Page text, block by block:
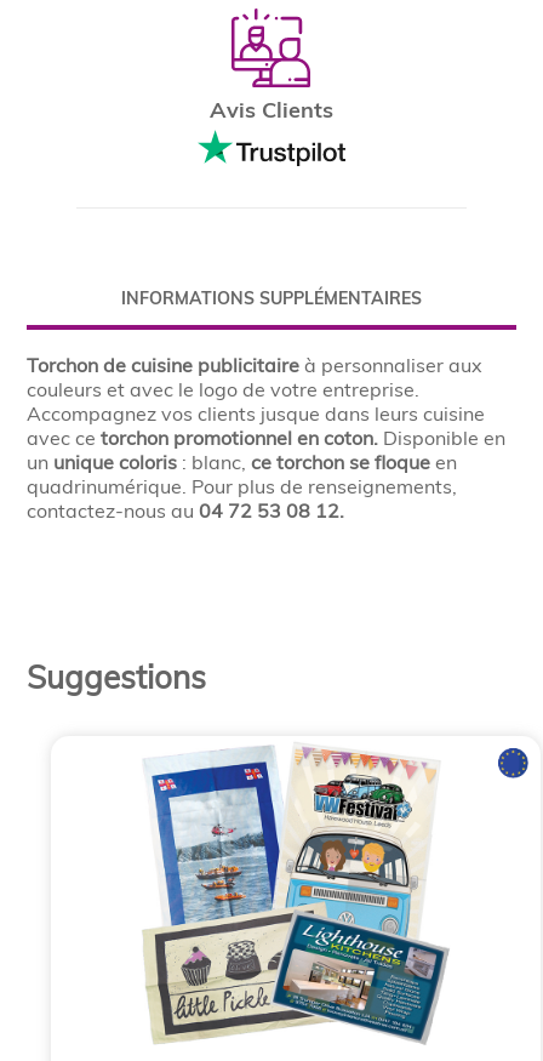
Avis Clients
INFORMATIONS SUPPLÉMENTAIRES
Torchon de cuisine publicitaire à personnaliser aux
couleurs et avec le logo de votre entreprise.
Accompagnez vos clients jusque dans leurs cuisine
avec cetorchon promotionnel en coton. Disponible en
un unique coloris : blanc,ce torchon se floque en
quadrinumérique. Pour plus de renseignements,
contactez-nous au04 72 53 08 12.
Suggestions